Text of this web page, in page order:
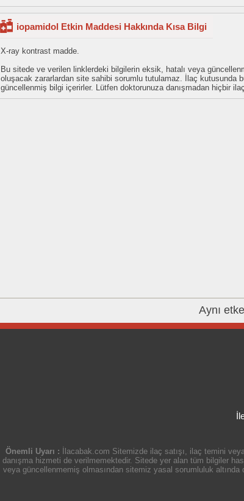
iopamidol Etkin Maddesi Hakkında Kısa Bilgi
X-ray kontrast madde.
Bu sitede ve verilen linklerdeki bilgilerin eksik, hatalı veya
oluşacak zararlardan site sahibi sorumlu tutulamaz. İlaç kutusunda
güncellenmiş bilgi içerirler. Lütfen doktorunuza danışmadan hiçbir
Aynı
Önemli Uyarı :
İlacabak.com Sitemizde ilaç satışı, ilaç temini
danışma hizmeti de verilmemektedir. Sitede yer alan tüm bilgiler
veya güncellenmemiş olmasından sitemiz yasal sorumluluk altında